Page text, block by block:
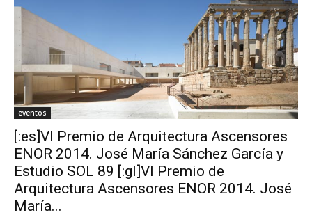
eventos
[:es]VI Premio de Arquitectura Ascensores
ENOR 2014. José María Sánchez García y
Estudio SOL 89 [:gl]VI Premio de
Arquitectura Ascensores ENOR 2014. José
María...